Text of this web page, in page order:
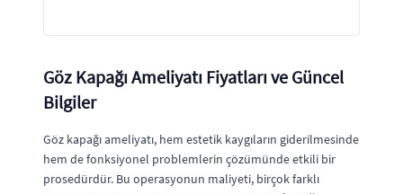
Göz Kapağı Ameliyatı Fiyatları ve Güncel
Bilgiler
Göz kapağı ameliyatı, hem estetik kaygıların giderilmesinde
hem de fonksiyonel problemlerin çözümünde etkili bir
prosedürdür. Bu operasyonun maliyeti, birçok farklı